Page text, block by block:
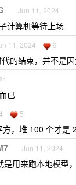
Jun 11, 2024
计算机等待上场
11, 2024 9
的结束，并不是
已
5
方，堆 100 个才是
Jun 11, 2024
是用来跑本地模型